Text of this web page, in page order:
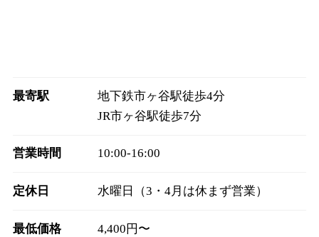
最寄駅
地下鉄市ヶ谷駅徒歩4分
JR市ヶ谷駅徒歩7分
営業時間 10:00-16:00
定休日 水曜日（3・4月は休まず営業）
最低価格 4,400円〜